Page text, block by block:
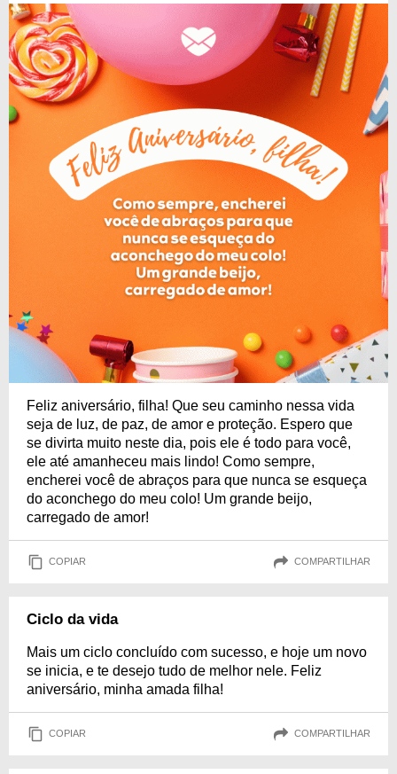
Feliz aniversário, filha! Que seu caminho nessa vida
seja de luz, de paz, de amor e proteção. Espero que
se divirta muito neste dia, pois ele é todo para você,
ele até amanheceu mais lindo! Como sempre,
encherei você de abraços para que nunca se esqueça
do aconchego do meu colo! Um grande beijo,
carregado de amor!
COPIAR COMPARTILHAR
Ciclo da vida
Mais um ciclo concluído com sucesso, e hoje um novo
se inicia, e te desejo tudo de melhor nele. Feliz
aniversário, minha amada filha!
COPIAR COMPARTILHAR